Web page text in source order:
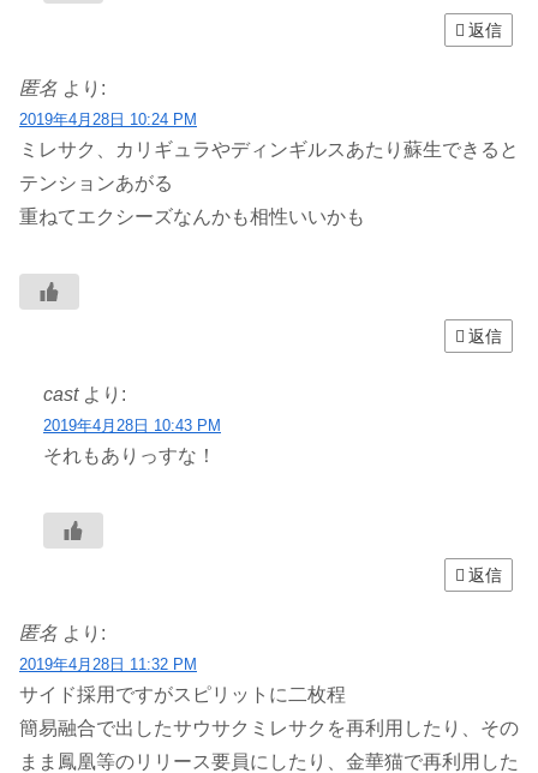
返信
匿名 より:
2019年4月28日 10:24 PM
ミレサク、カリギュラやディンギルスあたり蘇生できると
テンションあがる
重ねてエクシーズなんかも相性いいかも
返信
cast より:
2019年4月28日 10:43 PM
それもありっすな！
返信
匿名 より:
2019年4月28日 11:32 PM
サイド採用ですがスピリットに二枚程
簡易融合で出したサウサクミレサクを再利用したり、その
まま鳳凰等のリリース要員にしたり、金華猫で再利用した